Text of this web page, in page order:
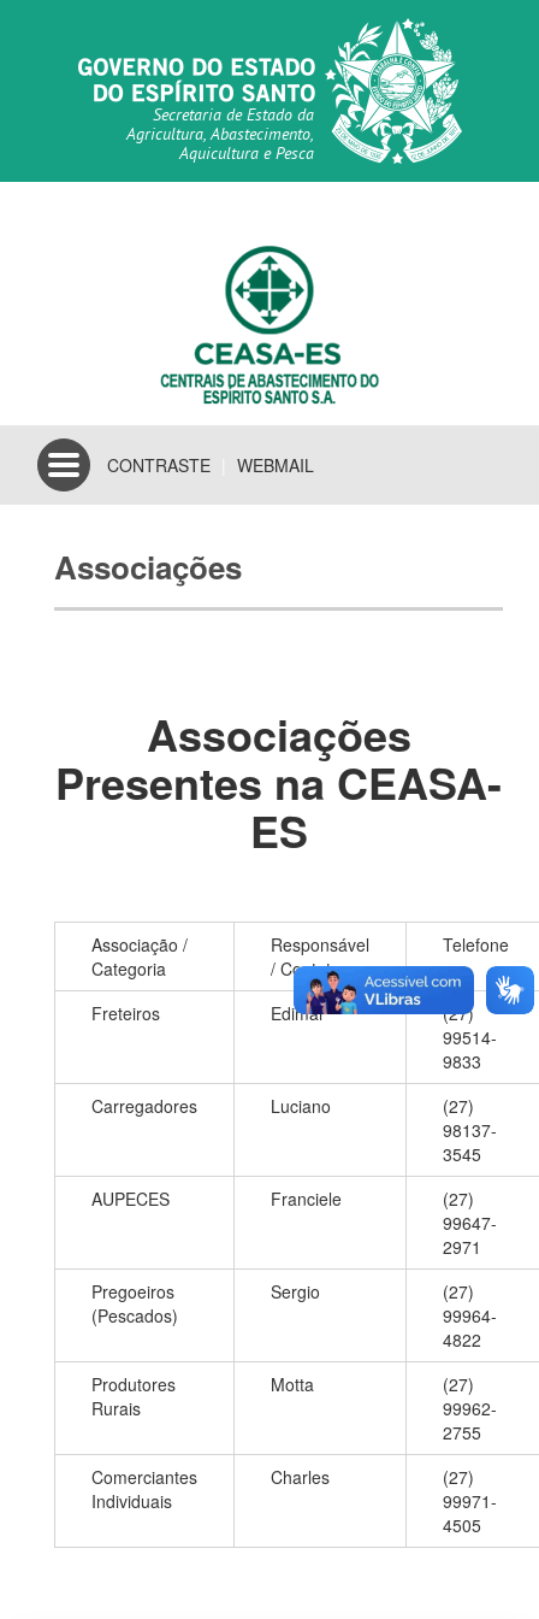
Secretaria de Estado da
Agricultura, Abastecimento,
Aquicultura e Pesca
Toggle
navigation
CONTRASTE WEBMAIL
Associações
Associações
Presentes na CEASA-
ES
Associação /
Categoria
Responsável
/ Contato
Telefone
Freteiros Edimar
(27)
99514-
9833
Carregadores
Luciano
(27)
98137-
3545
AUPECES
Franciele
(27)
99647-
2971
Pregoeiros
(Pescados)
Sergio
(27)
99964-
4822
Produtores
Rurais
Motta
(27)
99962-
2755
Comerciantes
Individuais
Charles
(27)
99971-
4505